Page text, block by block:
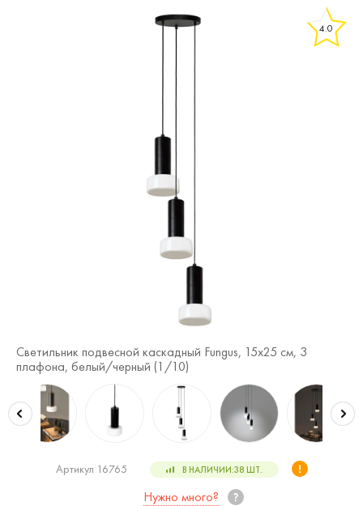
4.0
Светильник подвесной каскадный Fungus, 15х25 см, 3
плафона, белый/черный (1 /10)
Артикул 16765 В НАЛИЧИИ:38ШТ.
Нужно много?